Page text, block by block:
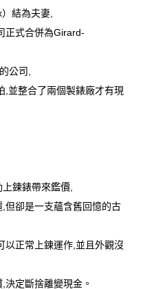
結為夫妻,
正式合併為Girard-
公司,
,並整合了兩個製錶廠才有現
鍊錶帶來鑑價,
但卻是一支蘊含舊回憶的古
以正常上鍊運作,並且外觀沒
定斷捨離變現金。